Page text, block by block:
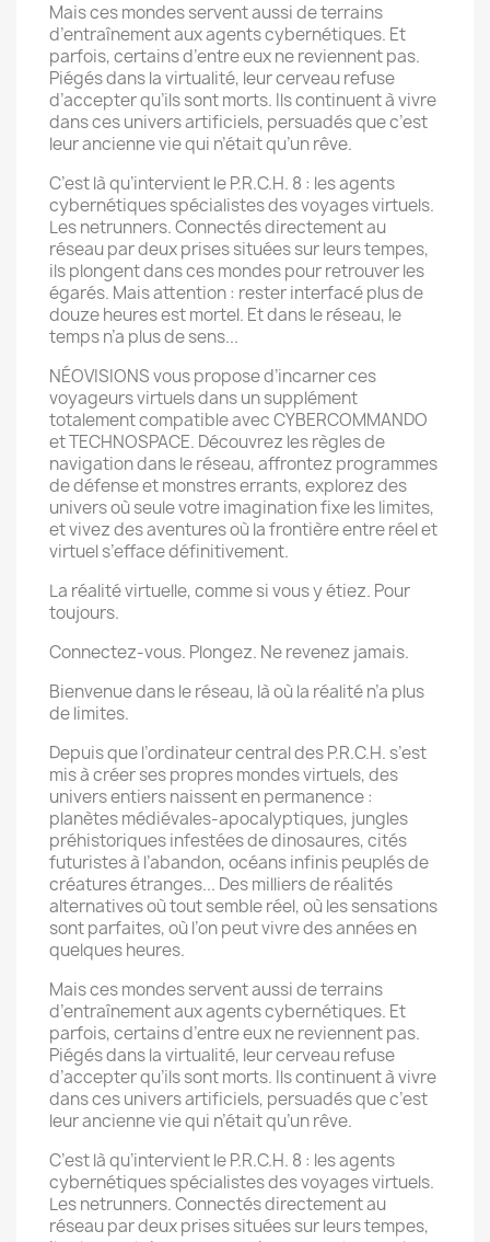
Mais ces mondes servent aussi de terrains
d’entraînement aux agents cybernétiques. Et
parfois, certains d’entre eux ne reviennent pas.
Piégés dans la virtualité, leur cerveau refuse
d’accepter qu’ils sont morts. Ils continuent à vivre
dans ces univers artificiels, persuadés que c’est
leur ancienne vie qui n’était qu’un rêve.
C’est là qu’intervient le P.R.C.H. 8 : les agents
cybernétiques spécialistes des voyages virtuels.
Les netrunners. Connectés directement au
réseau par deux prises situées sur leurs tempes,
ils plongent dans ces mondes pour retrouver les
égarés. Mais attention : rester interfacé plus de
douze heures est mortel. Et dans le réseau, le
temps n’a plus de sens...
NÉOVISIONS vous propose d’incarner ces
voyageurs virtuels dans un supplément
totalement compatible avec CYBERCOMMANDO
et TECHNOSPACE. Découvrez les règles de
navigation dans le réseau, affrontez programmes
de défense et monstres errants, explorez des
univers où seule votre imagination fixe les limites,
et vivez des aventures où la frontière entre réel et
virtuel s’efface définitivement.
La réalité virtuelle, comme si vous y étiez. Pour
toujours.
Connectez-vous. Plongez. Ne revenez jamais.
Bienvenue dans le réseau, là où la réalité n’a plus
de limites.
Depuis que l’ordinateur central des P.R.C.H. s’est
mis à créer ses propres mondes virtuels, des
univers entiers naissent en permanence :
planètes médiévales-apocalyptiques, jungles
préhistoriques infestées de dino­saures, cités
futuristes à l’abandon, océans infinis peuplés de
créatures étranges... Des milliers de réalités
alternatives où tout semble réel, où les sensations
sont parfaites, où l’on peut vivre des années en
quelques heures.
Mais ces mondes servent aussi de terrains
d’entraînement aux agents cybernétiques. Et
parfois, certains d’entre eux ne reviennent pas.
Piégés dans la virtualité, leur cerveau refuse
d’accepter qu’ils sont morts. Ils continuent à vivre
dans ces univers artificiels, persuadés que c’est
leur ancienne vie qui n’était qu’un rêve.
C’est là qu’intervient le P.R.C.H. 8 : les agents
cybernétiques spécialistes des voyages virtuels.
Les netrunners. Connectés directement au
réseau par deux prises situées sur leurs tempes,